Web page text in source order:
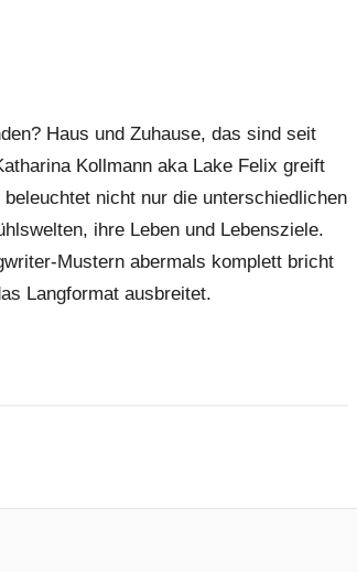
Haus und Zuhause, das sind seit
Kollmann aka Lake Felix greift
nicht nur die unterschiedlichen
ihre Leben und Lebensziele.
Mustern abermals komplett bricht
Langformat ausbreitet.